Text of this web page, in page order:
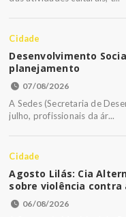
Cidade
Desenvolvimento
planejamento
07/08/2026
A Sedes (Secretaria de
julho, profissionais da ár...
Cidade
Agosto Lilás: Cia
sobre violência contra
06/08/2026